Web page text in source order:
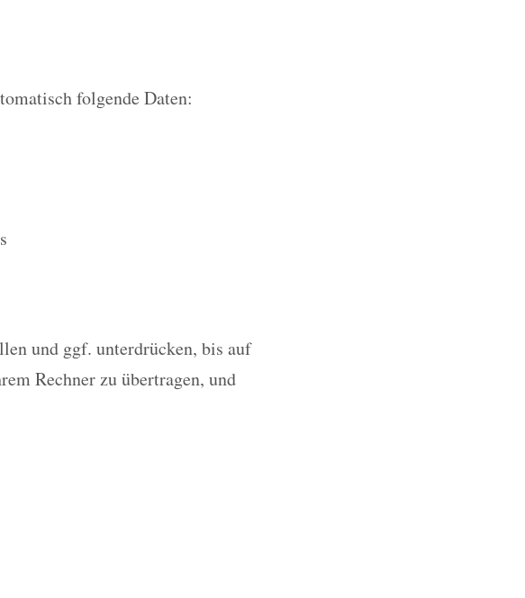
folgende Daten:
und ggf. unterdrücken, bis auf
Rechner zu übertragen, und